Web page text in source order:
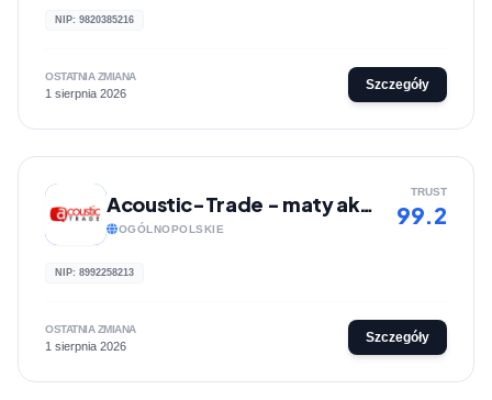
NIP: 9820385216
OSTATNIA ZMIANA
1 sierpnia 2026
Szczegóły
Acoustic-Trade - maty akustyczne
OGÓLNOPOLSKIE
TRUST
99.2
NIP: 8992258213
OSTATNIA ZMIANA
1 sierpnia 2026
Szczegóły